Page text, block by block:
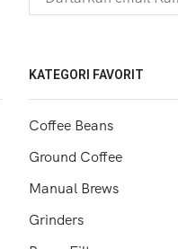
KATEGORI FAVORIT
Coffee Beans
Ground Coffee
Manual Brews
Grinders